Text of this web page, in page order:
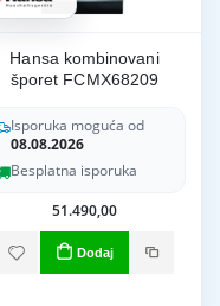
Hansa kombinovani
šporet FCMX68209
Isporuka moguća od
08.08.2026
Besplatna isporuka
51.490,00
Dodaj